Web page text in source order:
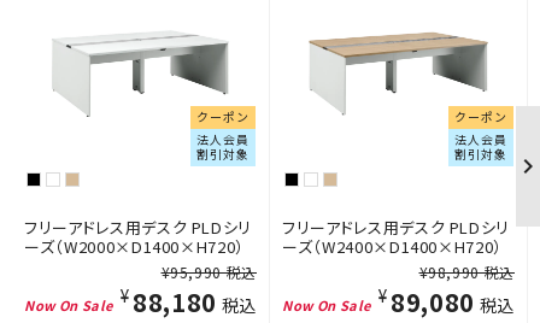
クーポン
法人会員
割引対象
フリーアドレス用デスク PLDシリ
ーズ（W2000×D1400×H720）
¥95,990 税込
¥88,180 税込
クーポン
法人会員
割引対象
フリーアドレス用デスク PLDシリ
ーズ（W2400×D1400×H720）
¥98,990 税込
¥89,080 税込